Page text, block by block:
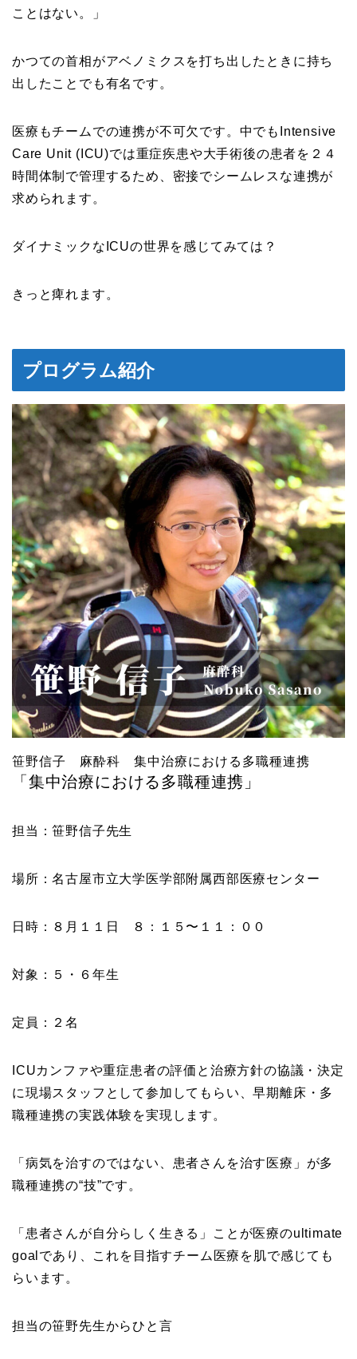
ことはない。」
かつての首相がアベノミクスを打ち出したときに持ち
出したことでも有名です。
医療もチームでの連携が不可欠です。中でもIntensive
Care Unit (ICU)では重症疾患や大手術後の患者を２４
時間体制で管理するため、密接でシームレスな連携が
求められます。
ダイナミックなICUの世界を感じてみては？
きっと痺れます。
プログラム紹介
笹野信子 麻酔科 集中治療における多職種連携
「集中治療における多職種連携」
担当：笹野信子先生
場所：名古屋市立大学医学部附属西部医療センター
日時：８月１１日 ８：１５〜１１：００
対象：５・６年生
定員：２名
ICUカンファや重症患者の評価と治療方針の協議・決定
に現場スタッフとして参加してもらい、早期離床・多
職種連携の実践体験を実現します。
「病気を治すのではない、患者さんを治す医療」が多
職種連携の“技”です。
「患者さんが自分らしく生きる」ことが医療のultimate
goalであり、これを目指すチーム医療を肌で感じても
らいます。
担当の笹野先生からひと言